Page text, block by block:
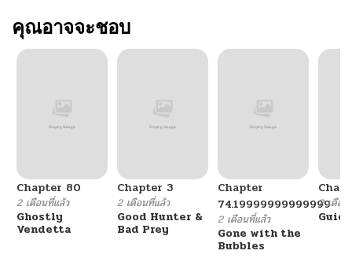
คุณอาจจะชอบ
Chapter 80
2 เดือนที่แล้ว
Ghostly
Vendetta
Chapter 3
2 เดือนที่แล้ว
Good Hunter &
Bad Prey
Chapter
74.19999999999999
2 เดือนที่แล้ว
Gone with the
Bubbles
2 เดือน